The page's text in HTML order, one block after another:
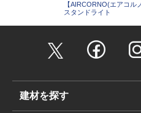
【AIRCORNO(エアコル
スタンドライト
建材を探す